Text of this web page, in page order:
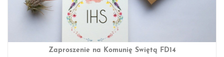
Zaproszenie na Komunię Świętą FD14